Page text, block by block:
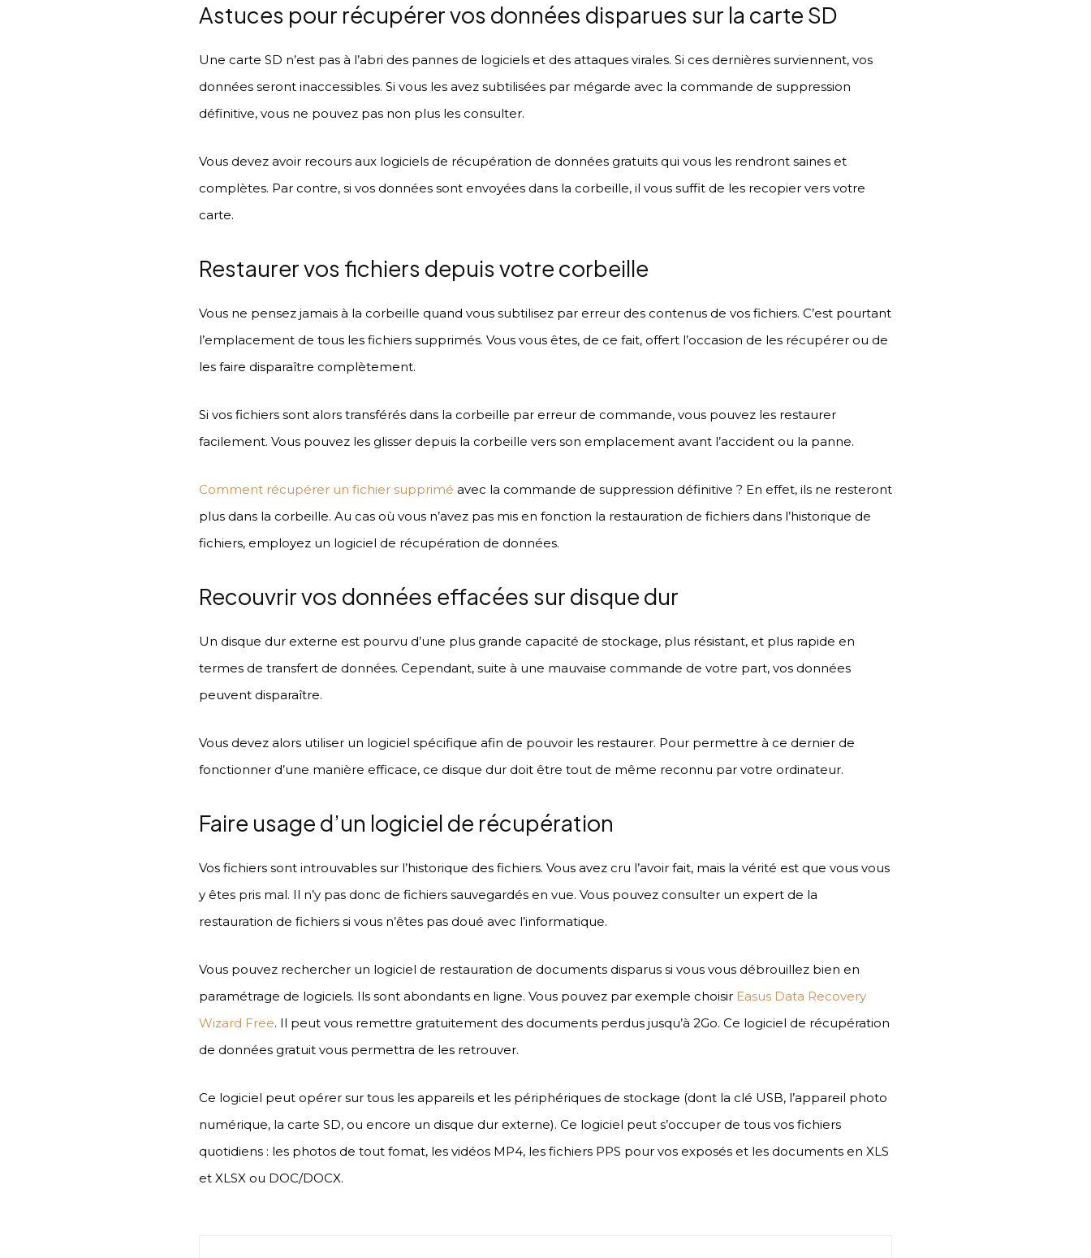
Astuces pour récupérer vos données disparues sur la carte SD
Une carte SD n’est pas à l’abri des pannes de logiciels et des attaques virales. Si ces dernières surviennent, vos
données seront inaccessibles. Si vous les avez subtilisées par mégarde avec la commande de suppression
définitive, vous ne pouvez pas non plus les consulter.
Vous devez avoir recours aux logiciels de récupération de données gratuits qui vous les rendront saines et
complètes. Par contre, si vos données sont envoyées dans la corbeille, il vous suffit de les recopier vers votre
carte.
Restaurer vos fichiers depuis votre corbeille
Vous ne pensez jamais à la corbeille quand vous subtilisez par erreur des contenus de vos fichiers. C’est pourtant
l’emplacement de tous les fichiers supprimés. Vous vous êtes, de ce fait, offert l’occasion de les récupérer ou de
les faire disparaître complètement.
Si vos fichiers sont alors transférés dans la corbeille par erreur de commande, vous pouvez les restaurer
facilement. Vous pouvez les glisser depuis la corbeille vers son emplacement avant l’accident ou la panne.
Comment récupérer un fichier supprimé avec la commande de suppression définitive ? En effet, ils ne resteront
plus dans la corbeille. Au cas où vous n’avez pas mis en fonction la restauration de fichiers dans l’historique de
fichiers, employez un logiciel de récupération de données.
Recouvrir vos données effacées sur disque dur
Un disque dur externe est pourvu d’une plus grande capacité de stockage, plus résistant, et plus rapide en
termes de transfert de données. Cependant, suite à une mauvaise commande de votre part, vos données
peuvent disparaître.
Vous devez alors utiliser un logiciel spécifique afin de pouvoir les restaurer. Pour permettre à ce dernier de
fonctionner d’une manière efficace, ce disque dur doit être tout de même reconnu par votre ordinateur.
Faire usage d’un logiciel de récupération
Vos fichiers sont introuvables sur l’historique des fichiers. Vous avez cru l’avoir fait, mais la vérité est que vous vous
y êtes pris mal. Il n’y pas donc de fichiers sauvegardés en vue. Vous pouvez consulter un expert de la
restauration de fichiers si vous n’êtes pas doué avec l’informatique.
Vous pouvez rechercher un logiciel de restauration de documents disparus si vous vous débrouillez bien en
paramétrage de logiciels. Ils sont abondants en ligne. Vous pouvez par exemple choisir Easus Data Recovery
Wizard Free. Il peut vous remettre gratuitement des documents perdus jusqu’à 2Go. Ce logiciel de récupération
de données gratuit vous permettra de les retrouver.
Ce logiciel peut opérer sur tous les appareils et les périphériques de stockage (dont la clé USB, l’appareil photo
numérique, la carte SD, ou encore un disque dur externe). Ce logiciel peut s’occuper de tous vos fichiers
quotidiens : les photos de tout fomat, les vidéos MP4, les fichiers PPS pour vos exposés et les documents en XLS
et XLSX ou DOC/DOCX.